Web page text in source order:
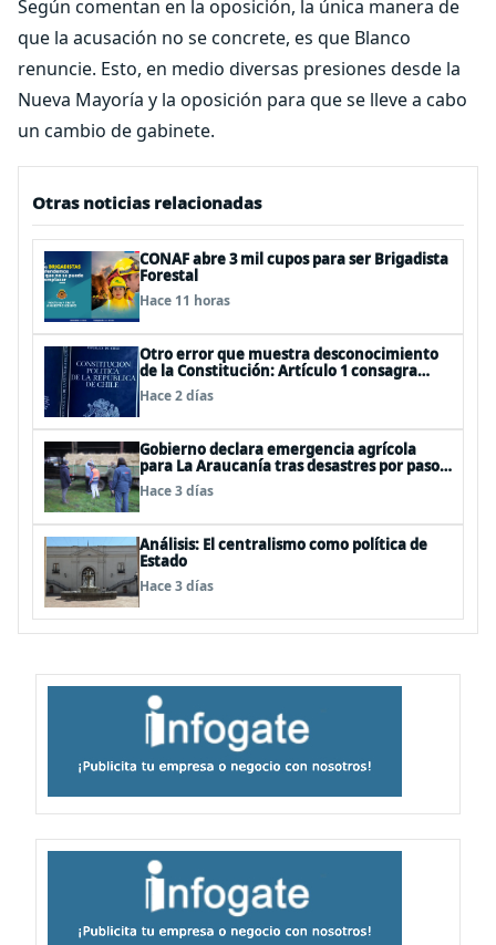
Según comentan en la oposición, la única manera de
que la acusación no se concrete, es que Blanco
renuncie. Esto, en medio diversas presiones desde la
Nueva Mayoría y la oposición para que se lleve a cabo
un cambio de gabinete.
Otras noticias relacionadas
CONAF abre 3 mil cupos para ser Brigadista
Forestal
Hace 11 horas
Otro error que muestra desconocimiento
de la Constitución: Artículo 1 consagra
resguardar la seguridad nacional y
proteger a los ciudadanos
Hace 2 días
Gobierno declara emergencia agrícola
para La Araucanía tras desastres por pasos
de sistemas frontales
Hace 3 días
Análisis: El centralismo como política de
Estado
Hace 3 días